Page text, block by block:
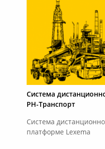
Система
РН-Транспорт
Система
платформе Lexema